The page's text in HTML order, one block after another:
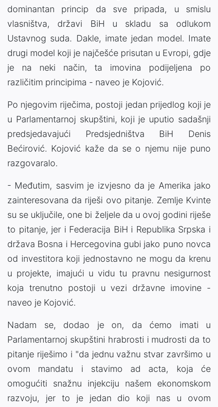
dominantan princip da sve pripada, u smislu
vlasništva, državi BiH u skladu sa odlukom
Ustavnog suda. Dakle, imate jedan model. Imate
drugi model koji je najčešće prisutan u Evropi, gdje
je na neki način, ta imovina podijeljena po
različitim principima - naveo je Kojović.
Po njegovim riječima, postoji jedan prijedlog koji je
u Parlamentarnoj skupštini, koji je uputio sadašnji
predsjedavajući Predsjedništva BiH Denis
Bećirović. Kojović kaže da se o njemu nije puno
razgovaralo.
- Međutim, sasvim je izvjesno da je Amerika jako
zainteresovana da riješi ovo pitanje. Zemlje Kvinte
su se uključile, one bi željele da u ovoj godini riješe
to pitanje, jer i Federacija BiH i Republika Srpska i
država Bosna i Hercegovina gubi jako puno novca
od investitora koji jednostavno ne mogu da krenu
u projekte, imajući u vidu tu pravnu nesigurnost
koja trenutno postoji u vezi državne imovine -
naveo je Kojović.
Nadam se, dodao je on, da ćemo imati u
Parlamentarnoj skupštini hrabrosti i mudrosti da to
pitanje riješimo i "da jednu važnu stvar završimo u
ovom mandatu i stavimo ad acta, koja će
omogućiti snažnu injekciju našem ekonomskom
razvoju, jer to je jedan dio koji nas u ovom